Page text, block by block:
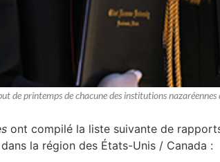
de printemps de chacune des institutions nazaréennes
ont compilé la liste suivante de
la région des États-Unis / Canada :